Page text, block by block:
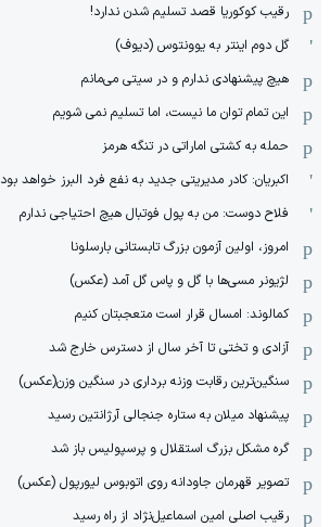
رقیب کوکوریا قصد تسلیم شدن ندارد!
گل دوم اینتر به یوونتوس (دیوف)
هیچ پیشنهادی ندارم و در سیتی می‌مانم
این تمام توان ما نیست، اما تسلیم نمی شویم
حمله به کشتی اماراتی در تنگه هرمز
اکبریان: کادر مدیریتی جدید به نفع فرد البرز خواهد بود
فلاح دوست: من به پول فوتبال هیچ احتیاجی ندارم
امروز، اولین آزمون بزرگ تابستانی بارسلونا
لژیونر مسی‌ها با گل و پاس گل آمد (عکس)
کمالوند: امسال قرار است متعجبتان کنیم
آزادی و تختی تا آخر سال از دسترس خارج شد
سنگین‌ترین رقابت وزنه برداری در سنگین وزن(عکس)
پیشنهاد میلان به ستاره جنجالی آرژانتین رسید
گره مشکل بزرگ استقلال و پرسپولیس باز شد
تصویر قهرمان جاودانه روی اتوبوس لیورپول (عکس)
رقیب اصلی امین اسماعیل‌نژاد از راه رسید